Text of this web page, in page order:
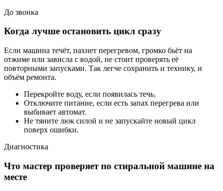
До звонка
Когда лучше остановить цикл сразу
Если машина течёт, пахнет перегревом, громко бьёт на
отжиме или зависла с водой, не стоит проверять её
повторными запусками. Так легче сохранить и технику, и
объём ремонта.
Перекройте воду, если появилась течь.
Отключите питание, если есть запах перегрева или
выбивает автомат.
Не тяните люк силой и не запускайте новый цикл
поверх ошибки.
Диагностика
Что мастер проверяет по стиральной машине на
месте